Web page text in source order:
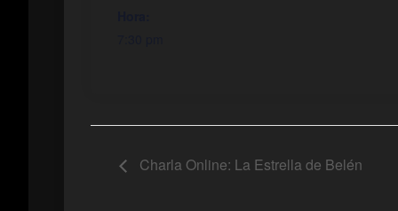
Charla Online: La Estrella de Belén